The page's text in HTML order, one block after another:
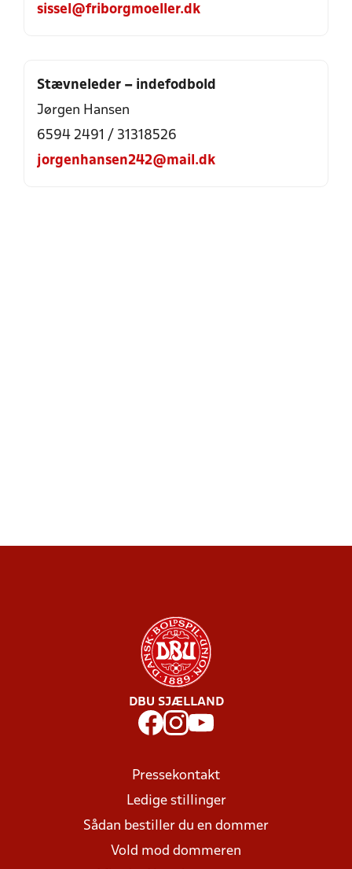
sissel@friborgmoeller.dk
Stævneleder – indefodbold
Jørgen Hansen
6594 2491 / 31318526
jorgenhansen242@mail.dk
DBU SJÆLLAND
Pressekontakt
Ledige stillinger
Sådan bestiller du en dommer
Vold mod dommeren